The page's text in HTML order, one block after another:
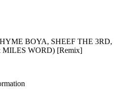
BOYA, SHEEF THE 3RD,
MILES WORD) [Remix]